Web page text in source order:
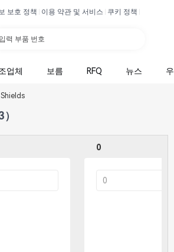
보호 정책 이용 약관 및 서비스 쿠키 정책
입력 부품 번호
업체 보름 RFQ 뉴스
Shields
0